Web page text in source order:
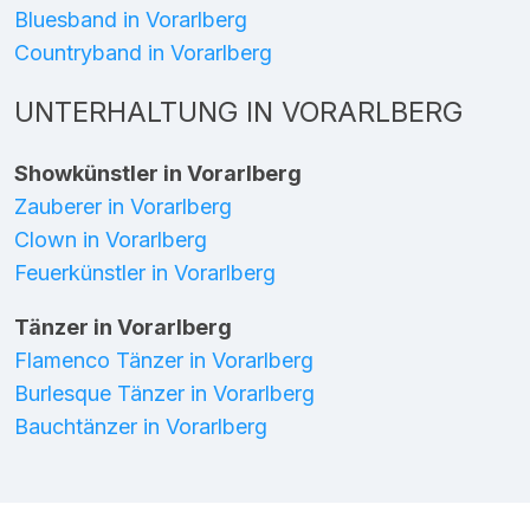
Bluesband in Vorarlberg
Countryband in Vorarlberg
UNTERHALTUNG IN VORARLBERG
Showkünstler in Vorarlberg
Zauberer in Vorarlberg
Clown in Vorarlberg
Feuerkünstler in Vorarlberg
Tänzer in Vorarlberg
Flamenco Tänzer in Vorarlberg
Burlesque Tänzer in Vorarlberg
Bauchtänzer in Vorarlberg